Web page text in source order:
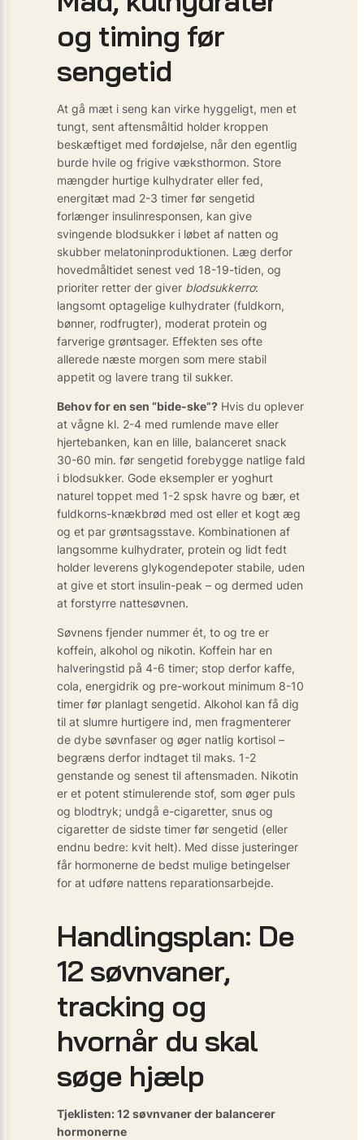
og timing før
sengetid
At gå mæt i seng kan virke hyggeligt, men et
tungt, sent aftensmåltid holder kroppen
beskæftiget med fordøjelse, når den egentlig
burde hvile og frigive væksthormon. Store
mængder hurtige kulhydrater eller fed,
energitæt mad 2-3 timer før sengetid
forlænger insulinresponsen, kan give
svingende blodsukker i løbet af natten og
skubber melatoninproduktionen. Læg derfor
hovedmåltidet senest ved 18-19-tiden, og
prioriter retter der giver blodsukkerro:
langsomt optagelige kulhydrater (fuldkorn,
bønner, rodfrugter), moderat protein og
farverige grøntsager. Effekten ses ofte
allerede næste morgen som mere stabil
appetit og lavere trang til sukker.
Behov for en sen “bide-ske”? Hvis du oplever
at vågne kl. 2-4 med rumlende mave eller
hjertebanken, kan en lille, balanceret snack
30-60 min. før sengetid forebygge natlige fald
i blodsukker. Gode eksempler er yoghurt
naturel toppet med 1-2 spsk havre og bær, et
fuldkorns-knækbrød med ost eller et kogt æg
og et par grøntsagsstave. Kombinationen af
langsomme kulhydrater, protein og lidt fedt
holder leverens glykogendepoter stabile, uden
at give et stort insulin-peak – og dermed uden
at forstyrre nattesøvnen.
Søvnens fjender nummer ét, to og tre er
koffein, alkohol og nikotin. Koffein har en
halveringstid på 4-6 timer; stop derfor kaffe,
cola, energidrik og pre-workout minimum 8-10
timer før planlagt sengetid. Alkohol kan få dig
til at slumre hurtigere ind, men fragmenterer
de dybe søvnfaser og øger natlig kortisol –
begræns derfor indtaget til maks. 1-2
genstande og senest til aftensmaden. Nikotin
er et potent stimulerende stof, som øger puls
og blodtryk; undgå e-cigaretter, snus og
cigaretter de sidste timer før sengetid (eller
endnu bedre: kvit helt). Med disse justeringer
får hormonerne de bedst mulige betingelser
for at udføre nattens reparationsarbejde.
Handlingsplan: De
12 søvnvaner,
tracking og
hvornår du skal
søge hjælp
Tjeklisten: 12 søvnvaner der balancerer
hormonerne